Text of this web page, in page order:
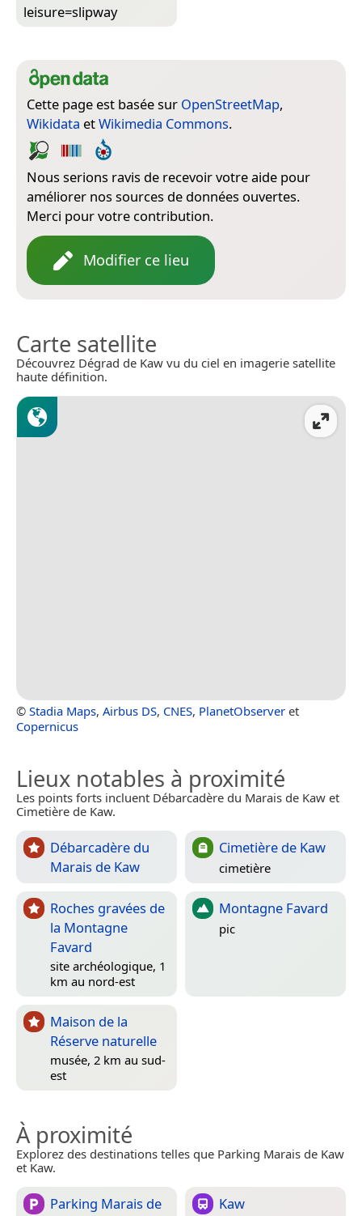
leisure=­slipway
Cette page est basée sur OpenStreetMap,
Wikidata etWikimedia Commons.
Nous serions ravis de recevoir votre aide pour
améliorer nos sources de données ouvertes.
Merci pour votre contribution.
Modifier ce lieu
Carte satellite
Découvrez Dégrad de Kaw vu du ciel en imagerie satellite
haute définition.
© Stadia Maps, Airbus DS, CNES, PlanetObserver et
Copernicus
Lieux notables à proximité
Les points forts incluent Débarcadère du Marais de Kaw et
Cimetière de Kaw.
Débarcadère du
Marais de Kaw
Cimetière de Kaw
cimetière
Roches gravées de
la Montagne
Favard
site archéologique, 1
km au nord-est
Montagne Favard
pic
Maison de la
Réserve naturelle
musée, 2 km au sud-
est
À proximité
Explorez des destinations telles que Parking Marais de Kaw
et Kaw.
Parking Marais de
Kaw